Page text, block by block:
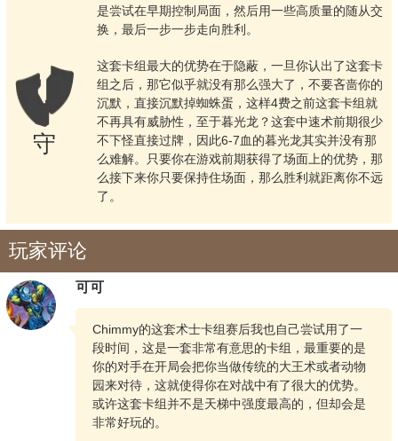
是尝试在早期控制局面，然后用一些高质量的随从交
换，最后一步一步走向胜利。
守
这套卡组最大的优势在于隐蔽，一旦你认出了这套卡
组之后，那它似乎就没有那么强大了，不要吝啬你的
沉默，直接沉默掉蜘蛛蛋，这样4费之前这套卡组就
不再具有威胁性，至于暮光龙？这套中速术前期很少
不下怪直接过牌，因此6-7血的暮光龙其实并没有那
么难解。只要你在游戏前期获得了场面上的优势，那
么接下来你只要保持住场面，那么胜利就距离你不远
了。
玩家评论
可可
Chimmy的这套术士卡组赛后我也自己尝试用了一
段时间，这是一套非常有意思的卡组，最重要的是
你的对手在开局会把你当做传统的大王术或者动物
园来对待，这就使得你在对战中有了很大的优势。
或许这套卡组并不是天梯中强度最高的，但却会是
非常好玩的。